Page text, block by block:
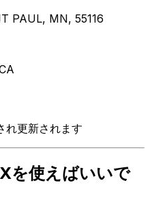
PAUL, MN, 55116
れ更新されます
を使えばいいで